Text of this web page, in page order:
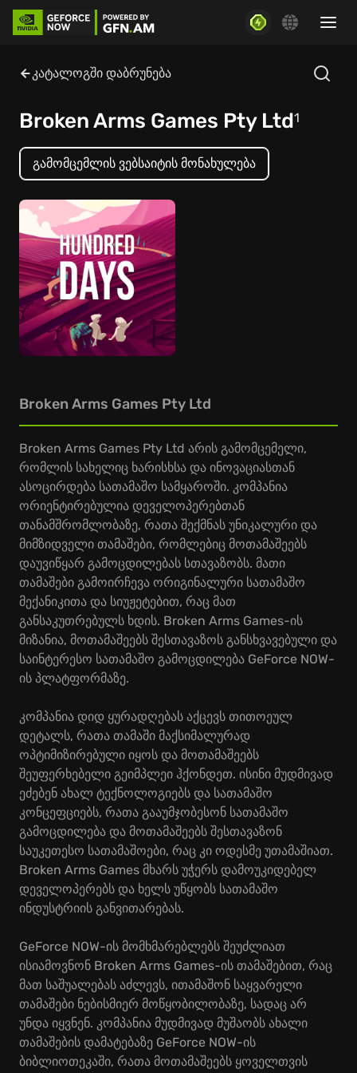
კატალოგში დაბრუნება
Broken Arms Games Pty Ltd1
გამომცემლის ვებსაიტის მონახულება
Broken Arms Games Pty Ltd
Broken Arms Games Pty Ltd არის გამომცემელი,
რომლის სახელიც ხარისხსა და ინოვაციასთან
ასოცირდება სათამაშო სამყაროში. კომპანია
ორიენტირებულია დეველოპერებთან
თანამშრომლობაზე, რათა შექმნას უნიკალური და
მიმზიდველი თამაშები, რომლებიც მოთამაშეებს
დაუვიწყარ გამოცდილებას სთავაზობს. მათი
თამაშები გამოირჩევა ორიგინალური სათამაშო
მექანიკითა და სიუჟეტებით, რაც მათ
განსაკუთრებულს ხდის. Broken Arms Games-ის
მიზანია, მოთამაშეებს შესთავაზოს განსხვავებული და
საინტერესო სათამაშო გამოცდილება GeForce NOW-
ის პლატფორმაზე.
კომპანია დიდ ყურადღებას აქცევს თითოეულ
დეტალს, რათა თამაში მაქსიმალურად
ოპტიმიზირებული იყოს და მოთამაშეებს
შეუფერხებელი გეიმპლეი ჰქონდეთ. ისინი მუდმივად
ეძებენ ახალ ტექნოლოგიებს და სათამაშო
კონცეფციებს, რათა გააუმჯობესონ სათამაშო
გამოცდილება და მოთამაშეებს შესთავაზონ
საუკეთესო სათამაშოები, რაც კი ოდესმე უთამაშიათ.
Broken Arms Games მხარს უჭერს დამოუკიდებელ
დეველოპერებს და ხელს უწყობს სათამაშო
ინდუსტრიის განვითარებას.
GeForce NOW-ის მომხმარებლებს შეუძლიათ
ისიამოვნონ Broken Arms Games-ის თამაშებით, რაც
მათ საშუალებას აძლევს, ითამაშონ საყვარელი
თამაშები ნებისმიერ მოწყობილობაზე, სადაც არ
უნდა იყვნენ. კომპანია მუდმივად მუშაობს ახალი
თამაშების დამატებაზე GeForce NOW-ის
ბიბლიოთეკაში, რათა მოთამაშეებს ყოველთვის